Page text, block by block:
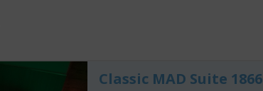
Classic MAD Suite 1866